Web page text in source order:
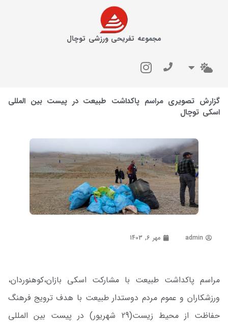
مجموعه تفریحی ورزشی توچال
گزارش تصویری مراسم پاکداشت طبیعت در پیست بین المللی
اسکی توچال
admin مهر 6, 1403
مراسم پاکداشت طبیعت با مشارکت اسکی بازان،کوهنوردان،
ورزشکاران و عموم مردم دوستدار طبیعت با هدف ترویج فرهنگ
حفاظت از محیط زیست(29 شهریور) در پیست بین المللی